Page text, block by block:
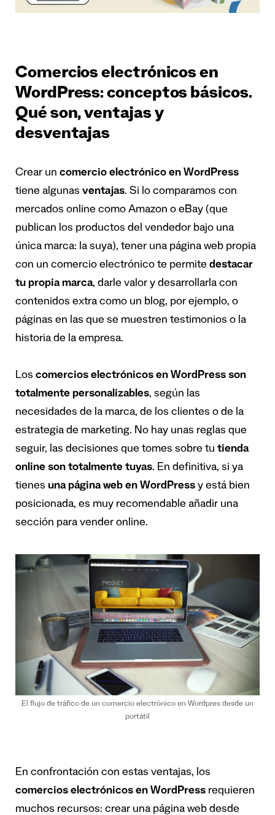
Comercios electrónicos en
WordPress: conceptos básicos.
Qué son, ventajas y
desventajas
Crear un comercio electrónico en WordPress
tiene algunas ventajas. Si lo comparamos con
mercados online como Amazon o eBay (que
publican los productos del vendedor bajo una
única marca: la suya), tener una página web propia
con un comercio electrónico te permite destacar
tu propia marca, darle valor y desarrollarla con
contenidos extra como un blog, por ejemplo, o
páginas en las que se muestren testimonios o la
historia de la empresa.
Los comercios electrónicos en WordPress son
totalmente personalizables, según las
necesidades de la marca, de los clientes o de la
estrategia de marketing. No hay unas reglas que
seguir, las decisiones que tomes sobre tu tienda
online son totalmente tuyas. En definitiva, si ya
tienes una página web en WordPress y está bien
posicionada, es muy recomendable añadir una
sección para vender online.
El flujo de tráfico de un comercio electrónico en Wordpres desde un
portátil
En confrontación con estas ventajas, los
comercios electrónicos en WordPress requieren
muchos recursos: crear una página web desde